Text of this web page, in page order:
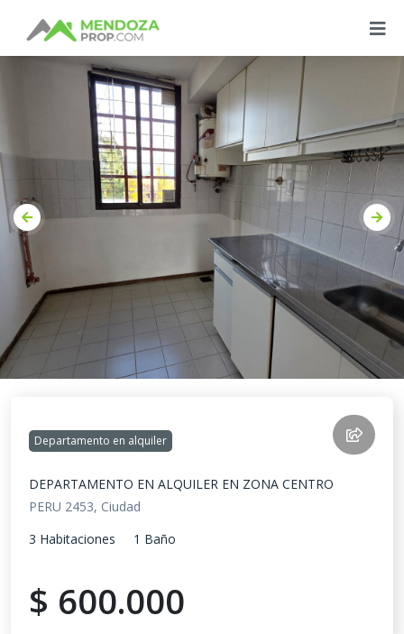
Departamento en alquiler
DEPARTAMENTO EN ALQUILER EN ZONA CENTRO
PERU 2453, Ciudad
3 Habitaciones
1 Baño
$ 600.000